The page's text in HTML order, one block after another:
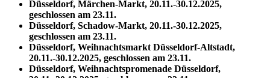
Düsseldorf, Märchen-Markt, 20.11.-30.12.2025,
geschlossen am 23.11.
Düsseldorf, Schadow-Markt, 20.11.-30.12.2025,
geschlossen am 23.11.
Düsseldorf, Weihnachtsmarkt Düsseldorf-Altstadt,
20.11.-30.12.2025, geschlossen am 23.11.
Düsseldorf, Weihnachtspromenade Düsseldorf,